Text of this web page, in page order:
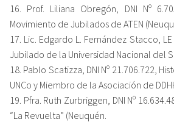
16. Prof. Liliana Obregón, DNI Nº
Movimiento de Jubilados de ATEN
17. Lic. Edgardo L. Fernández Stacco,
Jubilado de la Universidad Nacional del
18. Pablo Scatizza, DNI Nº 21.706.722,
UNCo y Miembro de la Asociación de
19. Pfra. Ruth Zurbriggen, DNI Nº
“La Revuelta” (Neuquén.